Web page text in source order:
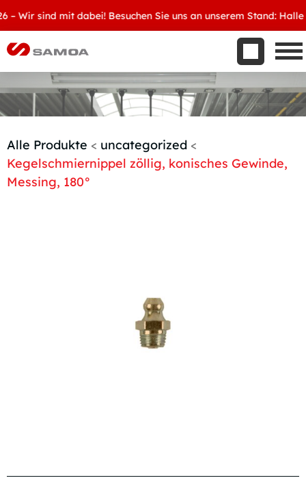
Wir sind mit dabei! Besuchen Sie uns an unserem Stand: Halle
Aktuelles
Kontakt
Handelspartner werden
Alle Produkte < uncategorized <
Kegelschmiernippel zöllig, konisches Gewinde,
Messing, 180°